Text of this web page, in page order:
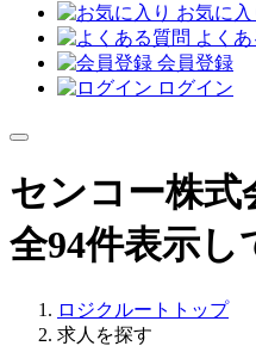
お気に入
よく
会員登録
ログイン
センコー株式
全94件表示し
ロジクルートトップ
求人を探す